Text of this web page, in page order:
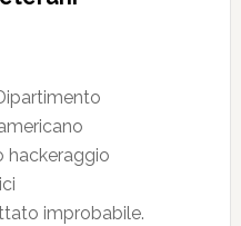
hackeraggio
improbabile.